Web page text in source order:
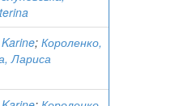
; Короленко,
Лариса